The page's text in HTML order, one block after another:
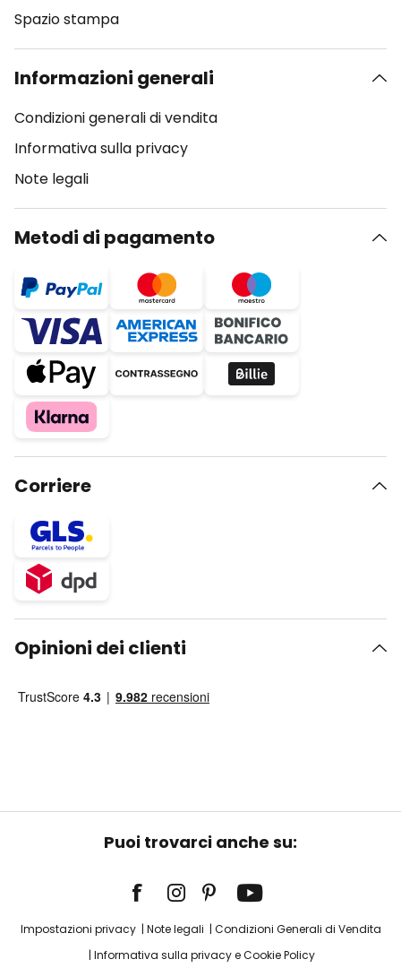
Spazio stampa
Informazioni generali
Condizioni generali di vendita
Informativa sulla privacy
Note legali
Metodi di pagamento
Corriere
Opinioni dei clienti
Puoi trovarci anche su:
Impostazioni privacy Note legali
Condizioni Generali di Vendita
Informativa sulla privacy e Cookie Policy